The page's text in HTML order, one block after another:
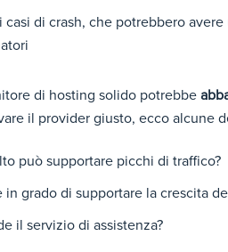
casi di crash, che potrebbero
di hosting solido potrebbe
il provider giusto, ecco alcune
può supportare picchi di traffico?
in grado di supportare la crescita
il servizio di assistenza?